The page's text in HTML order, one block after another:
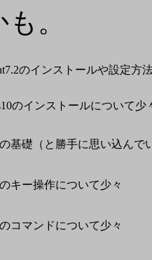
。
のインストールや設定方
のインストールについて少
基礎（と勝手に思い込んで
キー操作について少々
コマンドについて少々